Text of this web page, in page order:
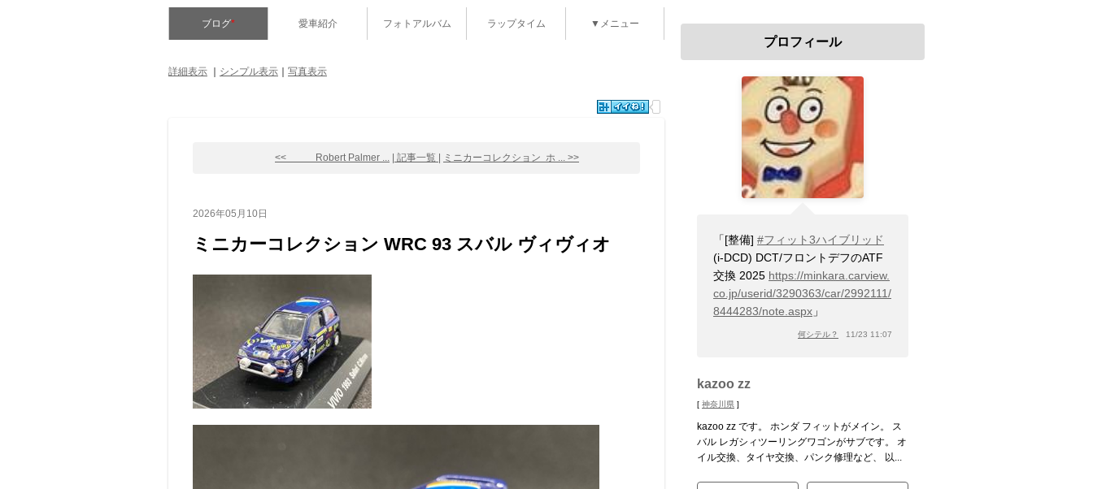
ブログ* 愛車紹介 フォトアルバム ラップタイム ▼メニュー
詳細表示 シンプル表示 写真表示
<< Robert Palmer ... | 記事一覧 | ミニカーコレクション ホ ... >>
2026年05月10日
ミニカーコレクション WRC 93 スバル ヴィヴィオ
プロフィール
「[整備] #フィット3ハイブリッド
(i-DCD) DCT/フロントデフのATF
交換 2025 https://minkara.carview.
co.jp/userid/3290363/car/2992111/
8444283/note.aspx 」
何シテル？ 11/23 11:07
kazoo zz
[ 神奈川県 ]
kazoo zz です。 ホンダ フィットがメイン。 ス
バル レガシィツーリングワゴンがサブです。 オ
イル交換、タイヤ交換、パンク修理など、 以...